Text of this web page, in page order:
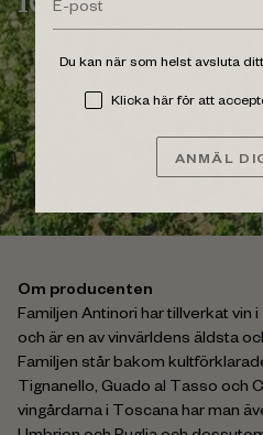
Du kan när som helst avsluta
Klicka här för att
ANMÄL
Om producenten
Familjen Antinori har tillverkat vin
och är en av vinvärldens äldsta
Familjen står bakom
Tignanello, Guado al Tasso och
vingårdarna i Toscana har man